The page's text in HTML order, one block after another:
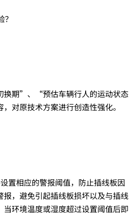
换期”、“预估车辆行人的运动状态
对原技术方案进行创造性强化。
置相应的警报阈值，防止插线板因
，避免引起插线板损坏以及与插线
环境温度或湿度超过设置阈值后即